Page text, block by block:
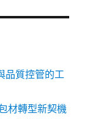
品質控管的工
材轉型新契機